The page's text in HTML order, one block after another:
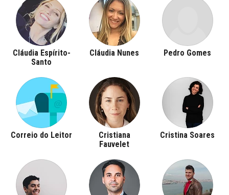
Cláudia Espírito-
Santo
Cláudia Nunes Pedro Gomes
Correio do Leitor
Cristiana
Fauvelet
Cristina Soares